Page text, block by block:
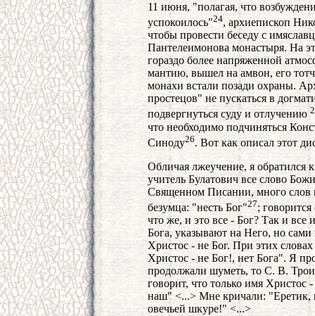
11 июня, "полагая, что
успокоилось"24, архиепископ
чтобы провести беседу с
Пантелеимонова монастыря. На
гораздо более напряженной
мантию, вышел на амвон, его
монахи встали позади охраны.
простецов" не пускаться в
подвергнуться суду и отлучению
что необходимо подчиняться
Синоду26. Вот как описал этот
Обличая лжеучение, я обратился
учитель Булатович все слово
Священном Писании, много слов
безумца: "несть Бог"27;
что же, и это все - Бог? Так и все
Бога, указывают на Него, но
Христос - не Бог. При этих
Христос - не Бог!, нет Бога". Я
продолжали шуметь, то С. В.
говорит, что только имя Христос
наш" <...> Мне кричали: "Еретик,
овечьей шкуре!" <...>